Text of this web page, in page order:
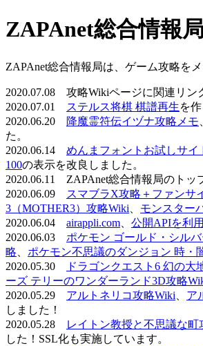
ZAPAnet総合情報局
ZAPAnet総合情報局は、ゲーム攻略を
2020.07.08 攻略Wikiページに関連リン
2020.07.01
ステルス将棋 棋譜再生を
2020.06.20
降魔霊符伝イヅナ攻略メモ
た。
2020.06.14 めんまフォントお試しサイ
100の表示を改良しました。
2020.06.11 ZAPAnet総合情報局のトッ
2020.06.09
スマブラX攻略＋ファンサ
3（MOTHER3）攻略Wiki
モンスター
2020.06.04 airappli.com 公開APIを利
2020.06.03 ポケモン ゴールド・シル
略
ポケモン不思議のダンジョン 時・
2020.05.30
ドラゴンクエスト6 幻の大
ーズ テリーのワンダーランド3D攻略
2020.05.29 アルトネリコ攻略Wiki ア
しました！
2020.05.28
レイトン教授と不思議な町
した！SSL化も実施しています。